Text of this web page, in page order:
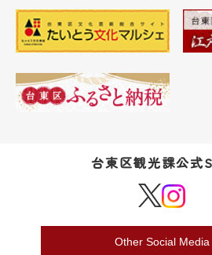
台東区観光課公式
Other Social Media